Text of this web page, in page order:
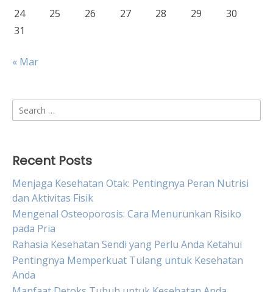
24
25 26 27 28 29
30
31
« Mar
Search
for:
Recent Posts
Menjaga Kesehatan Otak: Pentingnya Peran Nutrisi
dan Aktivitas Fisik
Mengenal Osteoporosis: Cara Menurunkan Risiko
pada Pria
Rahasia Kesehatan Sendi yang Perlu Anda Ketahui
Pentingnya Memperkuat Tulang untuk Kesehatan
Anda